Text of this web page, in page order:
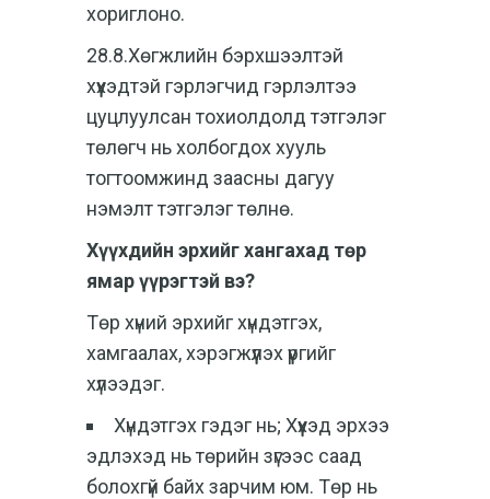
хориглоно.
28.8.Хөгжлийн бэрхшээлтэй
хүүхэдтэй гэрлэгчид гэрлэлтээ
цуцлуулсан тохиолдолд тэтгэлэг
төлөгч нь холбогдох хууль
тогтоомжинд заасны дагуу
нэмэлт тэтгэлэг төлнө.
Хүүхдийн эрхийг хангахад төр
ямар үүрэгтэй вэ?
Төр хүний эрхийг хүндэтгэх,
хамгаалах, хэрэгжүүлэх үүргийг
хүлээдэг.
Хүндэтгэх гэдэг нь; Хүүхэд эрхээ
эдлэхэд нь төрийн зүгээс саад
болохгүй байх зарчим юм. Төр нь